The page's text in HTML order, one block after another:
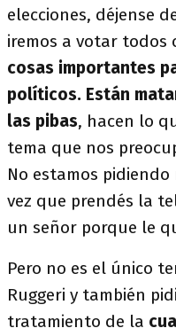
elecciones, déjense
iremos a votar todos
cosas importantes
políticos. Están
las pibas, hacen lo
tema que nos
No estamos
vez que prendés la
un señor porque le
Pero no es el único
Ruggeri y también
tratamiento de la